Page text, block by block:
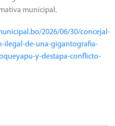
municipal.
2026/06/30/concejal-
ilegal-de-una-gigantografia-
y-destapa-conflicto-